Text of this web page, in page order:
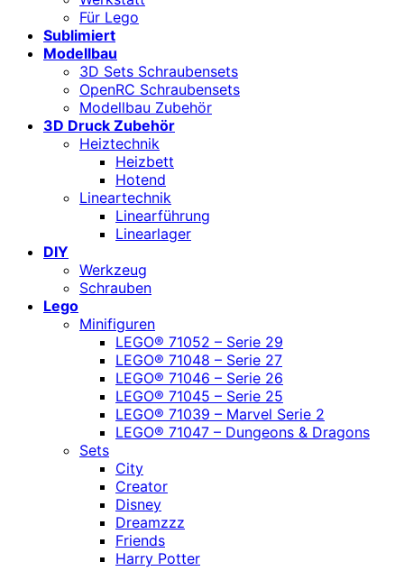
Für Lego
Sublimiert
Modellbau
3D Sets Schraubensets
OpenRC Schraubensets
Modellbau Zubehör
3D Druck Zubehör
Heiztechnik
Heizbett
Hotend
Lineartechnik
Linearführung
Linearlager
DIY
Werkzeug
Schrauben
Lego
Minifiguren
LEGO® 71052 – Serie 29
LEGO® 71048 – Serie 27
LEGO® 71046 – Serie 26
LEGO® 71045 – Serie 25
LEGO® 71039 – Marvel Serie 2
LEGO® 71047 – Dungeons & Dragons
Sets
City
Creator
Disney
Dreamzzz
Friends
Harry Potter